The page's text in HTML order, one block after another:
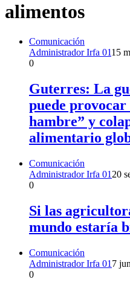
alimentos
Comunicación
Administrador Irfa 0115
0
Guterres: La
puede
hambre” y
alimentario
Comunicación
Administrador Irfa 01 20
0
Si las
mundo estaría
Comunicación
Administrador Irfa 01 7
0